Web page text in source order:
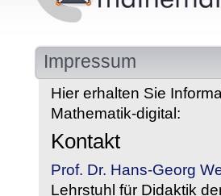
Impressum
Hier erhalten Sie
Mathematik-digital:
Kontakt
Prof. Dr. Hans-Georg
Lehrstuhl für Didaktik